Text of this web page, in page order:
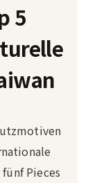
5
Pieces